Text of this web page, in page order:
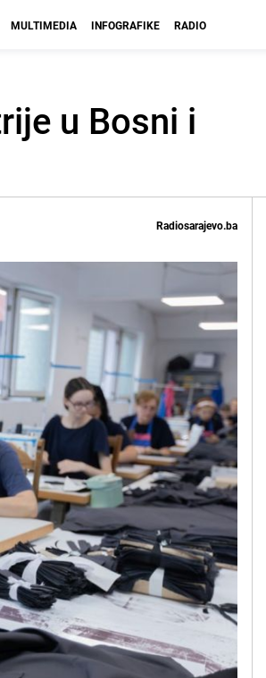
MULTIMEDIA INFOGRAFIKE RADIO
u Bosni i
Radiosarajevo.ba